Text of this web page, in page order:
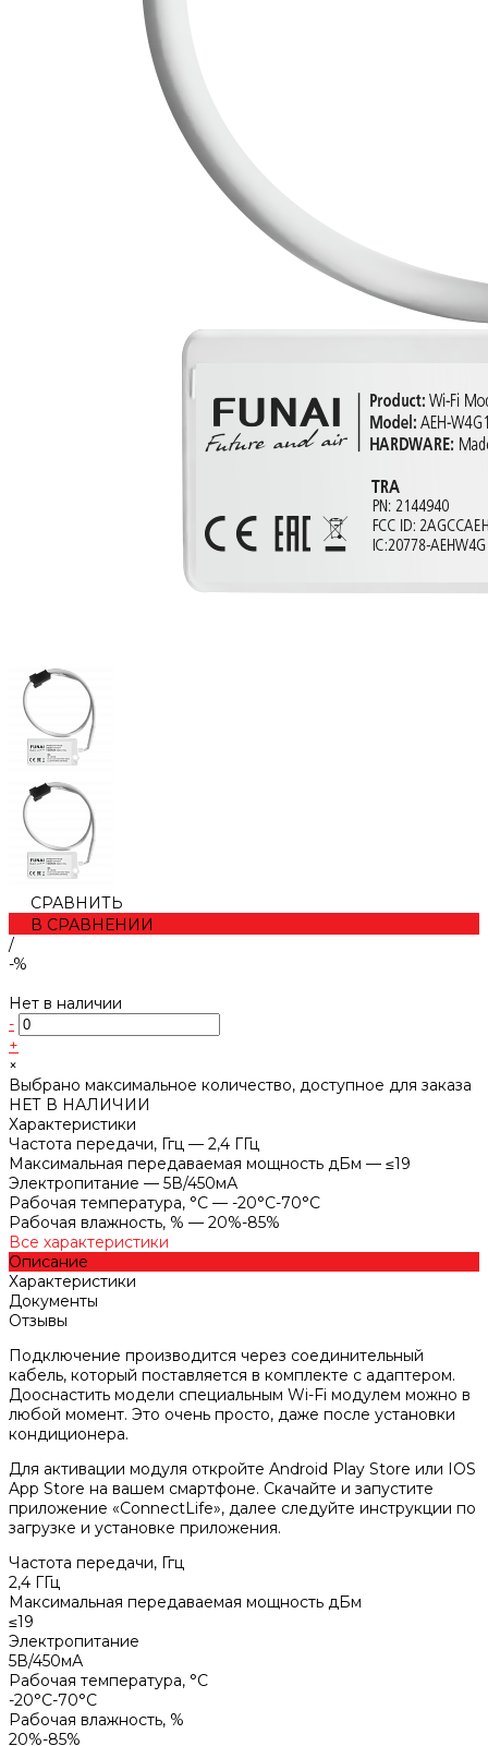
СРАВНИТЬ
В СРАВНЕНИИ
/
-%
Нет в наличии
-
+
×
Выбрано максимальное количество, доступное для заказа
НЕТ В НАЛИЧИИ
Характеристики
Частота передачи, Ггц — 2,4 ГГц
Максимальная передаваемая мощность дБм — ≤19
Электропитание — 5В/450мА
Рабочая температура, °С — -20°C-70°C
Рабочая влажность, % — 20%-85%
Все характеристики
Описание
Характеристики
Документы
Отзывы
Подключение производится через соединительный
кабель, который поставляется в комплекте с адаптером.
Дооснастить модели специальным Wi-Fi модулем можно в
любой момент. Это очень просто, даже после установки
кондиционера.
Для активации модуля откройте Android Play Store или IOS
App Store на вашем смартфоне. Скачайте и запустите
приложение «ConnectLife», далее следуйте инструкции по
загрузке и установке приложения.
Частота передачи, Ггц
2,4 ГГц
Максимальная передаваемая мощность дБм
≤19
Электропитание
5В/450мА
Рабочая температура, °С
-20°C-70°C
Рабочая влажность, %
20%-85%